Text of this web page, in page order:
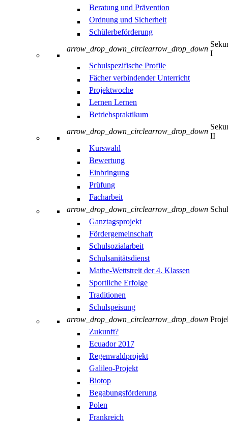
Beratung und Prävention
Ordnung und Sicherheit
Schülerbeförderung
arrow_drop_down_circlearrow_drop_down
I
Schulspezifische Profile
Fächer verbindender Unterricht
Projektwoche
Lernen Lernen
Betriebspraktikum
arrow_drop_down_circlearrow_drop_down
II
Kurswahl
Bewertung
Einbringung
Prüfung
Facharbeit
arrow_drop_down_circlearrow_drop_down
Ganztagsprojekt
Fördergemeinschaft
Schulsozialarbeit
Schulsanitätsdienst
Mathe-Wettstreit der 4. Klassen
Sportliche Erfolge
Traditionen
Schulspeisung
arrow_drop_down_circlearrow_drop_down
Zukunft?
Ecuador 2017
Regenwaldprojekt
Galileo-Projekt
Biotop
Begabungsförderung
Polen
Frankreich